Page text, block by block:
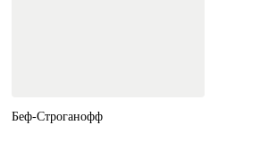
Беф-Строганофф